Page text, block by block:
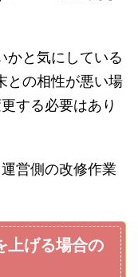
かと気にしている
との相性が悪い場
する必要はあり
営側の改修作業
上げる場合の